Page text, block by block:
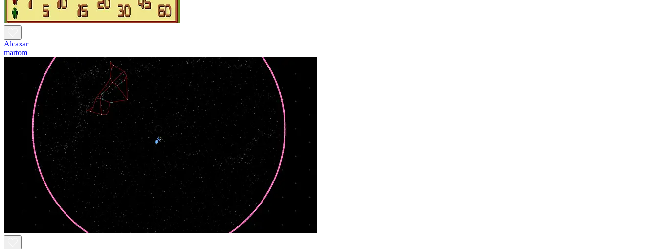
Alcaxar
martom